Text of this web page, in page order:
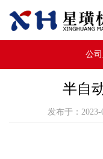
公
半自
发布于：